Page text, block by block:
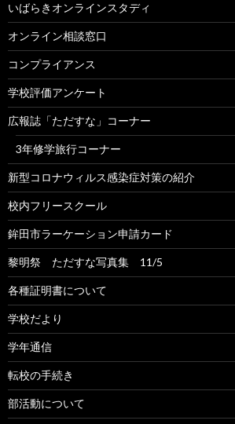
いばらきオンラインスタディ
オンライン相談窓口
コンプライアンス
学校評価アンケート
広報誌「ただすな」コーナー
3年修学旅行コーナー
新型コロナウィルス感染症対策の紹介
校内フリースクール
鉾田市ラーケーション申請カード
黎明祭 ただすな写真集 11/5
各種証明書について
学校だより
学年通信
転校の手続き
部活動について